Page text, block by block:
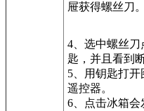
屉获得螺丝刀。
4、选中螺丝
匙，并且看到
5、用钥匙打
遥控器。
6、点击冰箱